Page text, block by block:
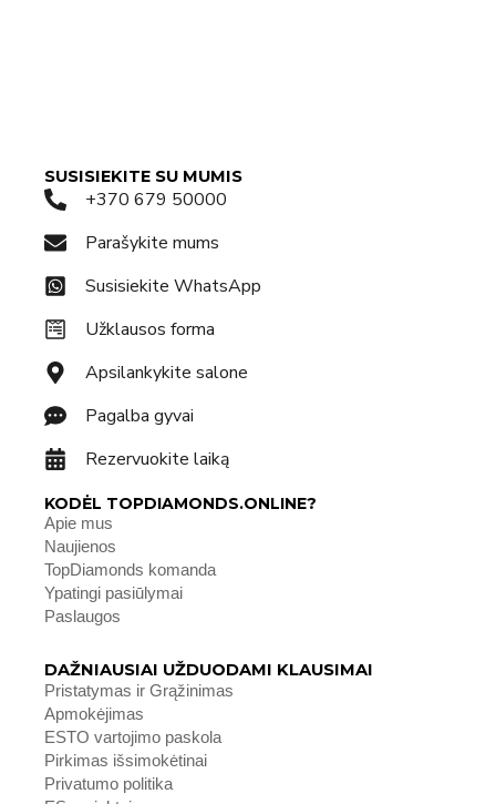
SUSISIEKITE SU MUMIS
+370 679 50000
Parašykite mums
Susisiekite WhatsApp
Užklausos forma
Apsilankykite salone
Pagalba gyvai
Rezervuokite laiką
KODĖL TOPDIAMONDS.ONLINE?
Apie mus
Naujienos
TopDiamonds komanda
Ypatingi pasiūlymai
Paslaugos
DAŽNIAUSIAI UŽDUODAMI KLAUSIMAI
Pristatymas ir Grąžinimas
Apmokėjimas
ESTO vartojimo paskola
Pirkimas išsimokėtinai
Privatumo politika